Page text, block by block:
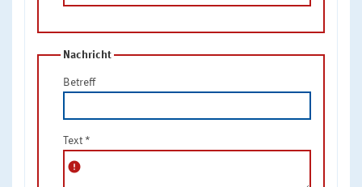
Nachricht
Betreff
Text *
error